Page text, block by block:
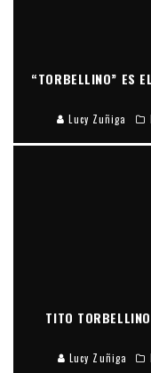
“TORBELLINO” ES
Lucy Zuñiga
TITO
Lucy Zuñiga